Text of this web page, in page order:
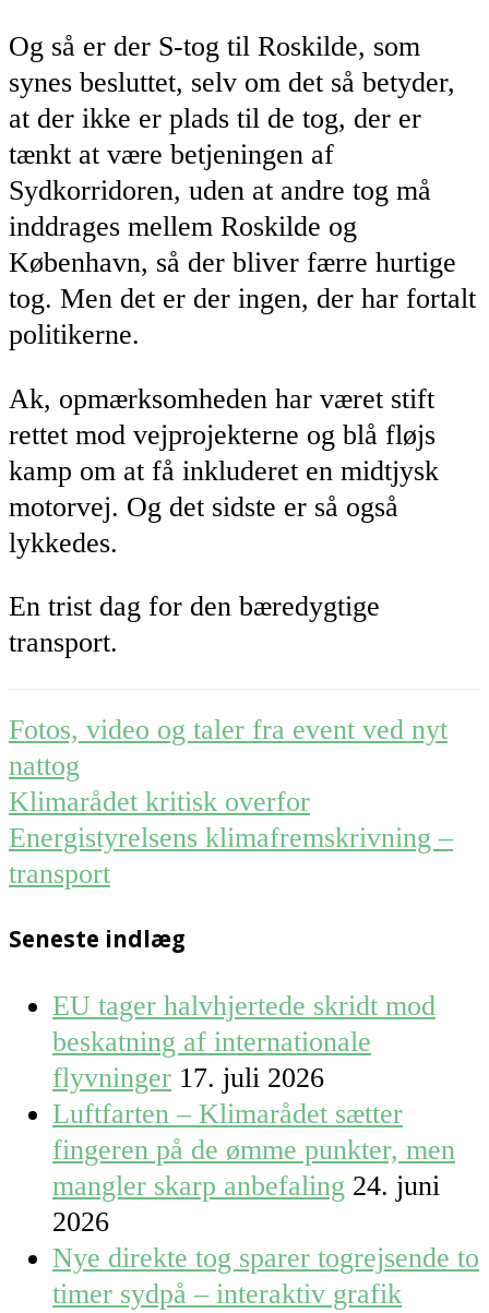
Og så er der S-tog til Roskilde, som
synes besluttet, selv om det så betyder,
at der ikke er plads til de tog, der er
tænkt at være betjeningen af
Sydkorridoren, uden at andre tog må
inddrages mellem Roskilde og
København, så der bliver færre hurtige
tog. Men det er der ingen, der har fortalt
politikerne.
Ak, opmærksomheden har været stift
rettet mod vejprojekterne og blå fløjs
kamp om at få inkluderet en midtjysk
motorvej. Og det sidste er så også
lykkedes.
En trist dag for den bæredygtige
transport.
Post
navigation
Fotos, video og taler fra event ved nyt
nattog
Klimarådet kritisk overfor
Energistyrelsens klimafremskrivning –
transport
Seneste indlæg
EU tager halvhjertede skridt mod
beskatning af internationale
flyvninger 17. juli 2026
Luftfarten – Klimarådet sætter
fingeren på de ømme punkter, men
mangler skarp anbefaling 24. juni
2026
Nye direkte tog sparer togrejsende to
timer sydpå – interaktiv grafik